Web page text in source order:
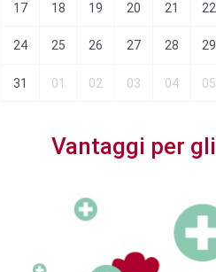
17 18 19 20 21 22
24 25 26 27 28 29
31 01 02 03 04 05
Vantaggi per gli
Associati